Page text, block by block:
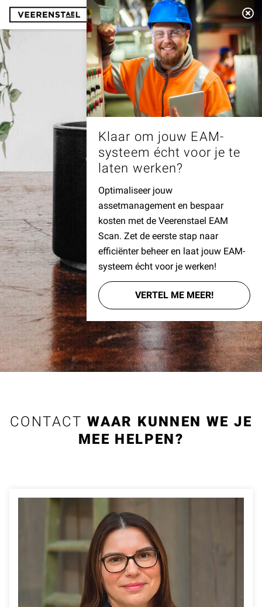
Menu
CONTACT WAAR KUNNEN WE JE
MEE HELPEN?
Klaar om jouw EAM-
systeem écht voor je te
laten werken?
Optimaliseer jouw
assetmanagement en bespaar
kosten met de Veerenstael EAM
Scan. Zet de eerste stap naar
efficiënter beheer en laat jouw EAM-
systeem écht voor je werken!
VERTEL ME MEER!